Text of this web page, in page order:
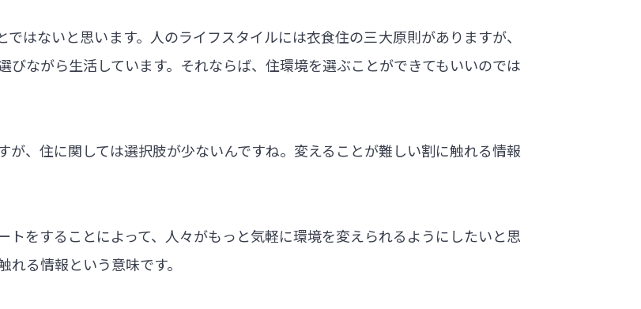
はないと思います。人のライフスタイルには衣食住の三大原則がありますが、
ながら生活しています。それならば、住環境を選ぶことができてもいいのでは
、住に関しては選択肢が少ないんですね。変えることが難しい割に触れる情報
トをすることによって、人々がもっと気軽に環境を変えられるようにしたいと思
る情報という意味です。